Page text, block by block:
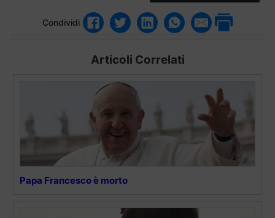
Condividi
Articoli Correlati
Papa Francesco è morto